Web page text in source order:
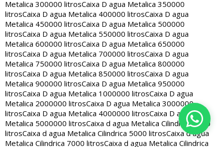
Metalica 300000 litrosCaixa D agua Metalica 350000
litrosCaixa D agua Metalica 400000 litrosCaixa D agua
Metalica 450000 litrosCaixa D agua Metalica 500000
litrosCaixa D agua Metalica 550000 litrosCaixa D agua
Metalica 600000 litrosCaixa D agua Metalica 650000
litrosCaixa D agua Metalica 700000 litrosCaixa D agua
Metalica 750000 litrosCaixa D agua Metalica 800000
litrosCaixa D agua Metalica 850000 litrosCaixa D agua
Metalica 900000 litrosCaixa D agua Metalica 950000
litrosCaixa D agua Metalica 1000000 litrosCaixa D agua
Metalica 2000000 litrosCaixa D agua Metalica 3000000
litrosCaixa D agua Metalica 4000000 litrosCaixa D agua
Metalica 5000000 litrosCaixa d agua Metalica Cilindrica 2000
litrosCaixa d agua Metalica Cilindrica 5000 litrosCaixa d agua
Metalica Cilindrica 7000 litrosCaixa d agua Metalica Cilindrica